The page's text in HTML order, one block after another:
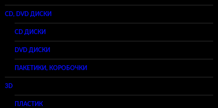
CD, DVD ДИСКИ
CD ДИСКИ
DVD ДИСКИ
ПАКЕТИКИ, КОРОБОЧКИ
3D
ПЛАСТИК